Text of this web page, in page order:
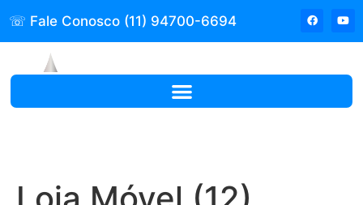
☏ Fale Conosco (11) 94700-6694